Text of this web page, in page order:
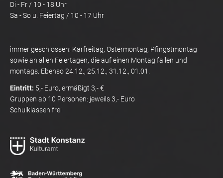
Di - Fr / 10 - 18 Uhr
Sa - So u. Feiertag / 10 - 17 Uhr
immer geschlossen: Karfreitag, Ostermontag, Pfingstmontag
sowie an allen Feiertagen, die auf einen Montag fallen und
montags. Ebenso 24.12., 25.12., 31.12., 01.01.
Eintritt: 5,- Euro, ermäßigt 3,- €
Gruppen ab 10 Personen: jeweils 3,- Euro
Schulklassen frei